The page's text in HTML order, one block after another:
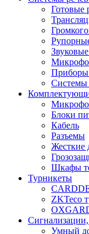
Готовые
Приборы
Системы
Блоки
Кабель
Разъемы
Жесткие
Шкафы
Турникеты
ZKTeco
Умный